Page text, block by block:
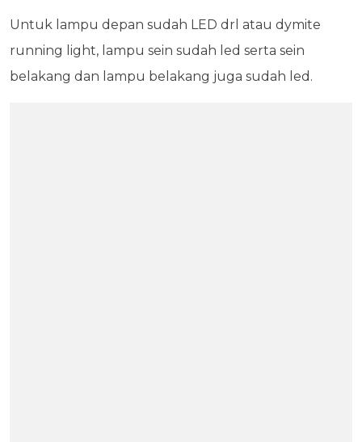
Untuk lampu depan sudah LED drl atau dymite
running light, lampu sein sudah led serta sein
belakang dan lampu belakang juga sudah led.